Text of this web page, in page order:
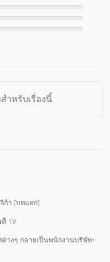
ำหรับเรื่องนี้
ก้า [บทแยก]
19
ต่างๆ กลายเป็นพนักงานบริษัท~